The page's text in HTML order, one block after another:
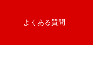
よくある質問